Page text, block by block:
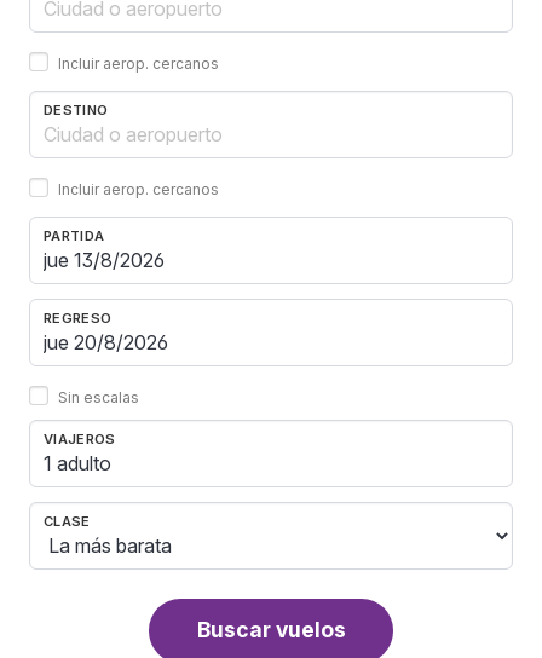
Incluir aerop. cercanos
DESTINO
Incluir aerop. cercanos
PARTIDA
REGRESO
Sin escalas
VIAJEROS
1 adulto
CLASE
Buscar vuelos